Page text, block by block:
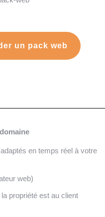
un pack web
en temps réel à votre
web)
propriété est au client